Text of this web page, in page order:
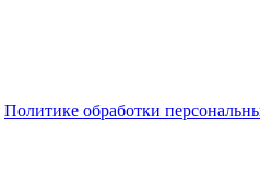
Политике обработки